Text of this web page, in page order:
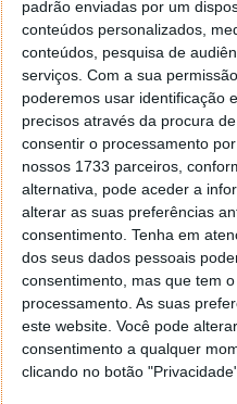
padrão enviadas por um
conteúdos personalizados,
conteúdos, pesquisa de
serviços. Com a sua
poderemos usar identificação
precisos através da procura
consentir o processamento
nossos 1733 parceiros,
alternativa, pode aceder a
alterar as suas preferências
consentimento. Tenha em
dos seus dados pessoais
consentimento, mas que tem
processamento. As suas
este website. Você pode
consentimento a qualquer
clicando no botão
E este sistema será
Um dos problemas que
sua forma de identificar
carro. O LiDAR, em
ótica de deteção remota
luz refletida de modo a